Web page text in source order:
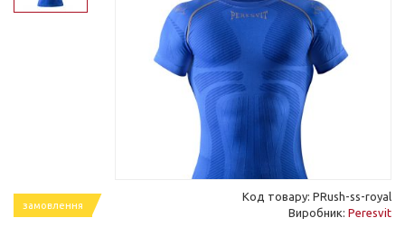
замовлення
Код товару: PRush-ss-royal
Виробник: Peresvit